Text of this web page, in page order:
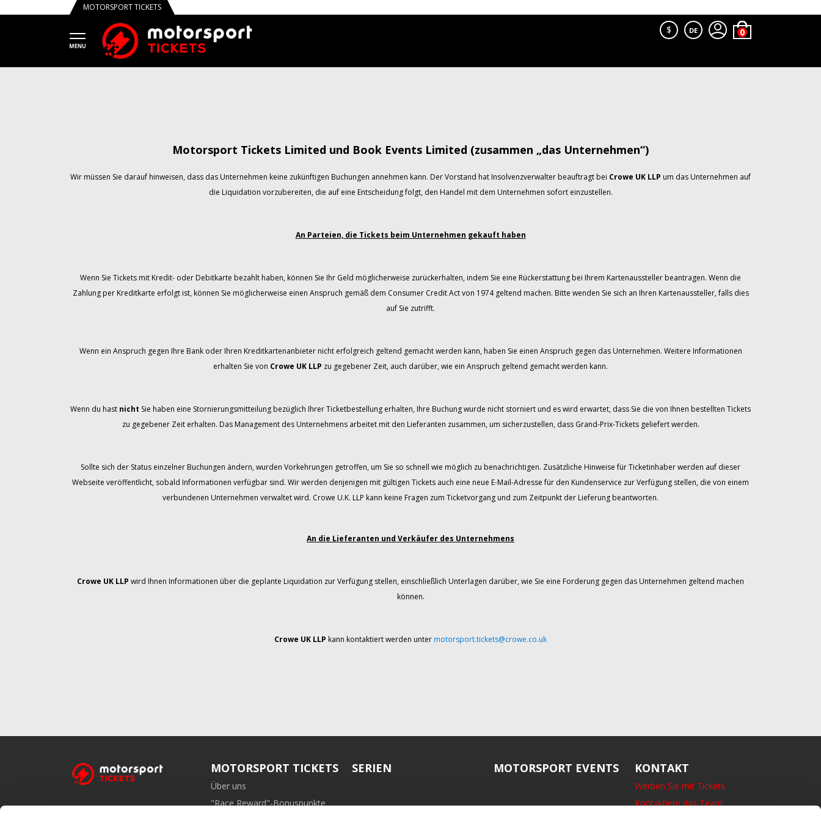
MOTORSPORT TICKETS
$ DE
Motorsport Tickets Limited und Book Events Limited (zusammen „das Unternehmen“)
Wir müssen Sie darauf hinweisen, dass das Unternehmen keine zukünftigen Buchungen annehmen kann. Der Vorstand hat Insolvenzverwalter beauftragt bei Crowe UK LLP um das Unternehmen auf
die Liquidation vorzubereiten, die auf eine Entscheidung folgt, den Handel mit dem Unternehmen sofort einzustellen.
An Parteien, die Tickets beim Unternehmen gekauft haben
Wenn Sie Tickets mit Kredit- oder Debitkarte bezahlt haben, können Sie Ihr Geld möglicherweise zurückerhalten, indem Sie eine Rückerstattung bei Ihrem Kartenaussteller beantragen. Wenn die
Zahlung per Kreditkarte erfolgt ist, können Sie möglicherweise einen Anspruch gemäß dem Consumer Credit Act von 1974 geltend machen. Bitte wenden Sie sich an Ihren Kartenaussteller, falls dies
auf Sie zutrifft.
Wenn ein Anspruch gegen Ihre Bank oder Ihren Kreditkartenanbieter nicht erfolgreich geltend gemacht werden kann, haben Sie einen Anspruch gegen das Unternehmen. Weitere Informationen
erhalten Sie von Crowe UK LLP zu gegebener Zeit, auch darüber, wie ein Anspruch geltend gemacht werden kann.
Wenn du hast nicht Sie haben eine Stornierungsmitteilung bezüglich Ihrer Ticketbestellung erhalten, Ihre Buchung wurde nicht storniert und es wird erwartet, dass Sie die von Ihnen bestellten Tickets
zu gegebener Zeit erhalten. Das Management des Unternehmens arbeitet mit den Lieferanten zusammen, um sicherzustellen, dass Grand-Prix-Tickets geliefert werden.
Sollte sich der Status einzelner Buchungen ändern, wurden Vorkehrungen getroffen, um Sie so schnell wie möglich zu benachrichtigen. Zusätzliche Hinweise für Ticketinhaber werden auf dieser
Webseite veröffentlicht, sobald Informationen verfügbar sind. Wir werden denjenigen mit gültigen Tickets auch eine neue E-Mail-Adresse für den Kundenservice zur Verfügung stellen, die von einem
verbundenen Unternehmen verwaltet wird. Crowe U.K. LLP kann keine Fragen zum Ticketvorgang und zum Zeitpunkt der Lieferung beantworten.
An die Lieferanten und Verkäufer des Unternehmens
Crowe UK LLP wird Ihnen Informationen über die geplante Liquidation zur Verfügung stellen, einschließlich Unterlagen darüber, wie Sie eine Forderung gegen das Unternehmen geltend machen
können.
Crowe UK LLP kann kontaktiert werden unter motorsport.tickets@crowe.co.uk
MOTORSPORT TICKETS
Über uns
"Race Reward"-Bonuspunkte
SERIEN MOTORSPORT EVENTS KONTAKT
Werben Sie mit Tickets
Kontaktiere das Team